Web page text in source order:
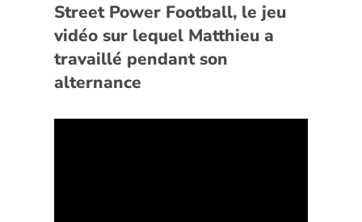
Street Power Football, le jeu
vidéo sur lequel Matthieu a
travaillé pendant son
alternance